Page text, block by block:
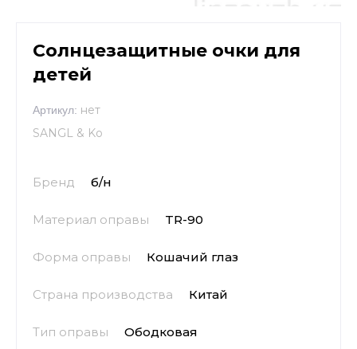
Солнцезащитные очки для
детей
Артикул: нет
SANGL & Ko
Бренд б/н
Материал оправы TR-90
Форма оправы Кошачий глаз
Страна производства Китай
Тип оправы Ободковая